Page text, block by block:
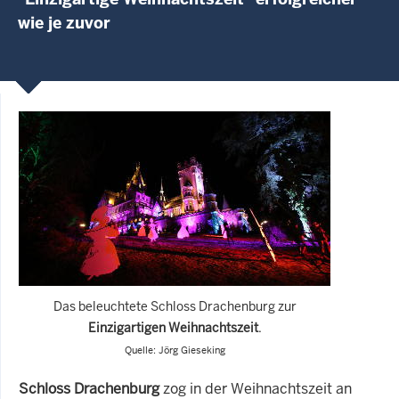
wie je zuvor
Das beleuchtete Schloss Drachenburg zur
Einzigartigen Weihnachtszeit.
Quelle: Jörg Gieseking
Schloss Drachenburgzog in der Weihnachtszeit an